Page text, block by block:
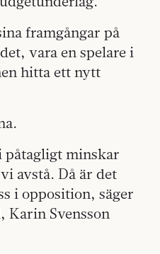
framgångar på
vara en spelare i
hitta ett nytt
påtagligt minskar
avstå. Då är det
i opposition, säger
Karin Svensson